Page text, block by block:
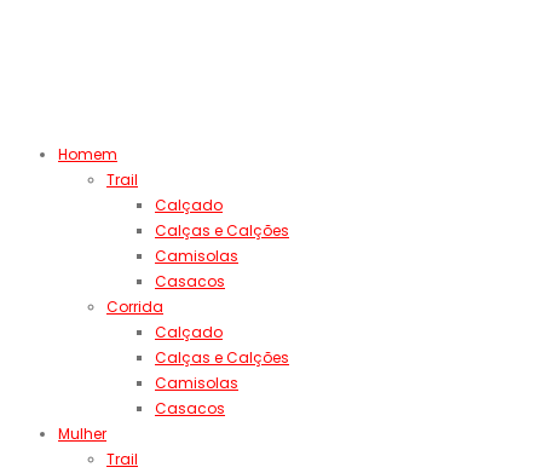
Homem
Trail
Calçado
Calças e Calções
Camisolas
Casacos
Corrida
Calçado
Calças e Calções
Camisolas
Casacos
Mulher
Trail